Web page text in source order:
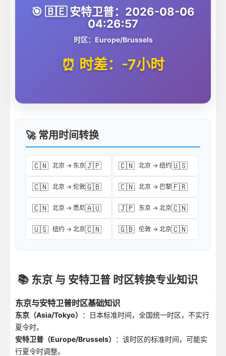
🎯 🇧🇪 安特卫普：2026-08-06
04:26:57
时区：Europe/Brussels
⏰ 时差：-7小时
🚀 常用时间转换
🇨🇳 北京 → 东京🇯🇵 🇨🇳 北京 → 纽约🇺🇸
🇨🇳 北京 → 伦敦🇬🇧 🇨🇳 北京 → 巴黎🇫🇷
🇨🇳 北京 → 悉尼🇦🇺 🇯🇵 东京 → 北京🇨🇳
🇺🇸 纽约 → 北京🇨🇳 🇬🇧 伦敦 → 北京🇨🇳
📚 东京 与 安特卫普 时区转换专业知识
东京与安特卫普时区基础知识
东京（Asia/Tokyo）
：日本标准时间，全国统一时区，不实行
夏令时。
安特卫普（Europe/Brussels）
：该时区的标准时间，可能实
行夏令时调整。